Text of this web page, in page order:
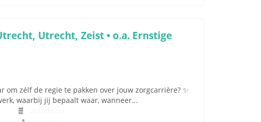
Utrecht, Zeist • o.a. Ernstige
om zélf de regie te pakken over jouw zorgcarrière? ✨
waarbij jij bepaalt waar, wanneer...